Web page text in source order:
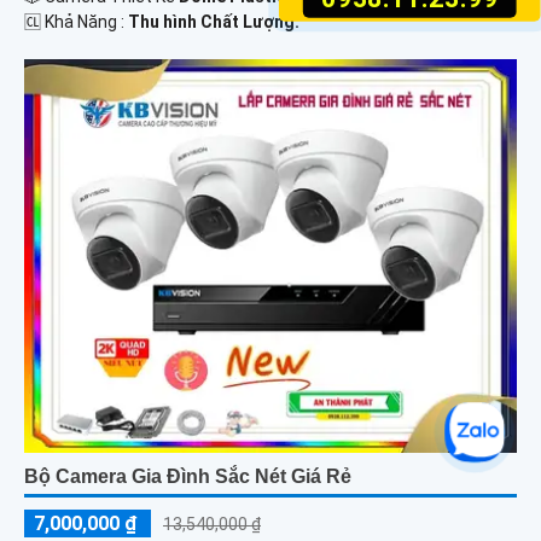
️🆑 Khả Năng : Thu hình Chất Lượng.
Bộ Camera Gia Đình Sắc Nét Giá Rẻ
7,000,000 ₫ 13,540,000 ₫